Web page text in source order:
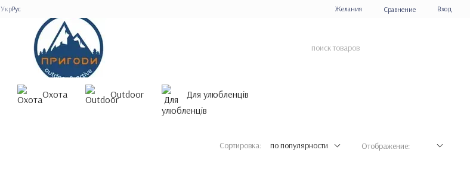
УкрРус Желания Сравнение Вход
Охота Outdoor Для улюбленців
Сортировка: по популярности Отображение: